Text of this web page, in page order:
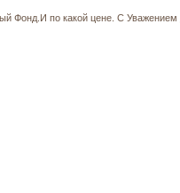
Фонд.И по какой цене. С Уважением